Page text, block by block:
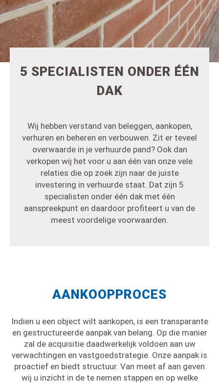
5 SPECIALISTEN ONDER ÉÉN
DAK
Wij hebben verstand van beleggen, aankopen,
verhuren en beheren en verbouwen. Zit er teveel
overwaarde in je verhuurde pand? Ook dan
verkopen wij het voor u aan één van onze vele
relaties die op zoek zijn naar de juiste
investering in verhuurde staat. Dat zijn 5
specialisten onder één dak met één
aanspreekpunt en daardoor profiteert u van de
meest voordelige voorwaarden.
AANKOOPPROCES
Indien u een object wilt aankopen, is een transparante
en gestructureerde aanpak van belang. Op die manier
zal de acquisitie daadwerkelijk voldoen aan uw
verwachtingen en vastgoedstrategie. Onze aanpak is
proactief en biedt structuur. Van meet af aan geven
wij u inzicht in de te nemen stappen en op welke